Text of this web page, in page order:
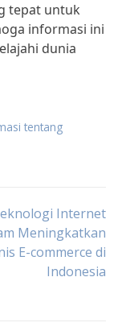
tepat untuk
informasi ini
dunia
tentang
Internet
Meningkatkan
E-commerce di
Indonesia